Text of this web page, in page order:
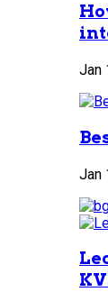
Jan
Jan